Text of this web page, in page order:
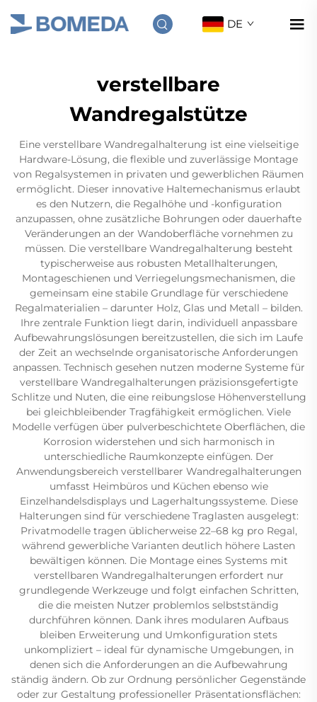
DE
verstellbare
Wandregalstütze
Eine verstellbare Wandregalhalterung ist eine vielseitige
Hardware-Lösung, die flexible und zuverlässige Montage
von Regalsystemen in privaten und gewerblichen Räumen
ermöglicht. Dieser innovative Haltemechanismus erlaubt
es den Nutzern, die Regalhöhe und -konfiguration
anzupassen, ohne zusätzliche Bohrungen oder dauerhafte
Veränderungen an der Wandoberfläche vornehmen zu
müssen. Die verstellbare Wandregalhalterung besteht
typischerweise aus robusten Metallhalterungen,
Montageschienen und Verriegelungsmechanismen, die
gemeinsam eine stabile Grundlage für verschiedene
Regalmaterialien – darunter Holz, Glas und Metall – bilden.
Ihre zentrale Funktion liegt darin, individuell anpassbare
Aufbewahrungslösungen bereitzustellen, die sich im Laufe
der Zeit an wechselnde organisatorische Anforderungen
anpassen. Technisch gesehen nutzen moderne Systeme für
verstellbare Wandregalhalterungen präzisionsgefertigte
Schlitze und Nuten, die eine reibungslose Höhenverstellung
bei gleichbleibender Tragfähigkeit ermöglichen. Viele
Modelle verfügen über pulverbeschichtete Oberflächen, die
Korrosion widerstehen und sich harmonisch in
unterschiedliche Raumkonzepte einfügen. Der
Anwendungsbereich verstellbarer Wandregalhalterungen
umfasst Heimbüros und Küchen ebenso wie
Einzelhandelsdisplays und Lagerhaltungssysteme. Diese
Halterungen sind für verschiedene Traglasten ausgelegt:
Privatmodelle tragen üblicherweise 22–68 kg pro Regal,
während gewerbliche Varianten deutlich höhere Lasten
bewältigen können. Die Montage eines Systems mit
verstellbaren Wandregalhalterungen erfordert nur
grundlegende Werkzeuge und folgt einfachen Schritten,
die die meisten Nutzer problemlos selbstständig
durchführen können. Dank ihres modularen Aufbaus
bleiben Erweiterung und Umkonfiguration stets
unkompliziert – ideal für dynamische Umgebungen, in
denen sich die Anforderungen an die Aufbewahrung
ständig ändern. Ob zur Ordnung persönlicher Gegenstände
oder zur Gestaltung professioneller Präsentationsflächen: